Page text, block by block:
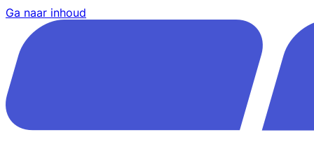
Ga naar inhoud